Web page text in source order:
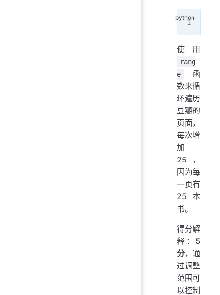
使用
rang
e
函
数来循
环遍历
豆瓣的
页面，
每次增
加
25，
因为每
一页有
25 本
书。
得分解
释： 5
分，通
过调整
范围可
以控制